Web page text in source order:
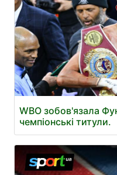
WBO зобов'язала
чемпіонські титули.